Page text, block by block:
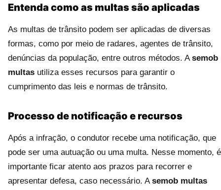
Entenda como as multas são aplicadas
As multas de trânsito podem ser aplicadas de diversas
formas, como por meio de radares, agentes de trânsito,
denúncias da população, entre outros métodos. Asemob
multas utiliza esses recursos para garantir o
cumprimento das leis e normas de trânsito.
Processo de notificação e recursos
Após a infração, o condutor recebe uma notificação, que
pode ser uma autuação ou uma multa. Nesse momento, é
importante ficar atento aos prazos para recorrer e
apresentar defesa, caso necessário. Asemob multas